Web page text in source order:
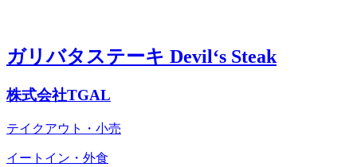
ガリバタステーキ Devil‘s Steak
株式会社TGAL
テイクアウト・小売
イートイン・外食